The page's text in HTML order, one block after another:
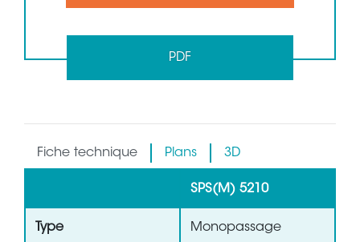
PDF
Fiche technique Plans 3D
SPS(M) 5210
Type Monopassage